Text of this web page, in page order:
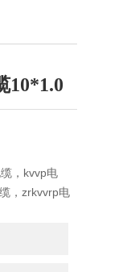
10*1.0
，kvvp电
，zrkvvrp电